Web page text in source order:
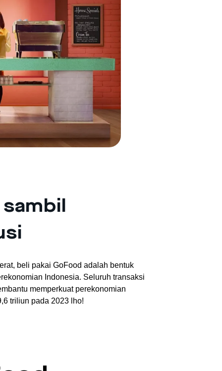
sambil
beli pakai GoFood adalah bentuk
Indonesia. Seluruh transaksi
memperkuat perekonomian
triliun pada 2023 lho!